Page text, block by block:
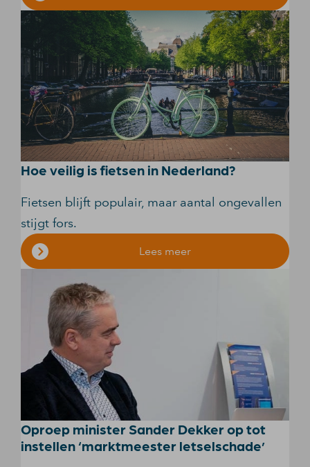
Hoe veilig is fietsen in Nederland?
Fietsen blijft populair, maar aantal ongevallen
stijgt fors.
Lees meer
Oproep minister Sander Dekker op tot
instellen ‘marktmeester letselschade’